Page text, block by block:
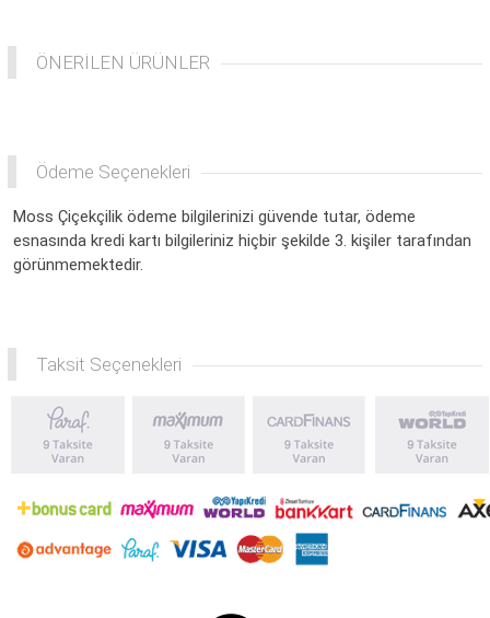
ÖNERİLEN ÜRÜNLER
Ödeme Seçenekleri
Moss Çiçekçilik ödeme bilgilerinizi güvende tutar, ödeme
esnasında kredi kartı bilgileriniz hiçbir şekilde 3. kişiler tarafından
görünmemektedir.
Taksit Seçenekleri